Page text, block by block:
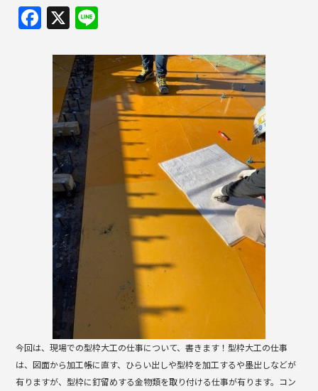
F
a
c
e
b
o
o
k
X
e
今回は、現場での型枠大工の仕事について、書きます！型枠大工の仕事
は、図面から加工帳に直す、ひらい出しや型枠を加工するや墨出しなどが
有りますが、型枠に釘留めする金物類を取り付ける仕事が有ります。コン